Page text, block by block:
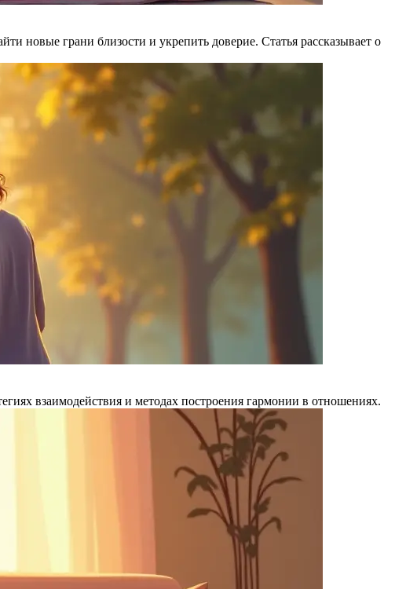
новые грани близости и укрепить доверие. Статья рассказывает о
взаимодействия и методах построения гармонии в отношениях.